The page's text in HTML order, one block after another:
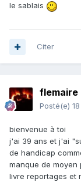
le sablais
Citer
flemaire
Posté(e)
bienvenue à toi
j'ai 39 ans et j'ai
de handicap
manque de moyen
livre reportages et